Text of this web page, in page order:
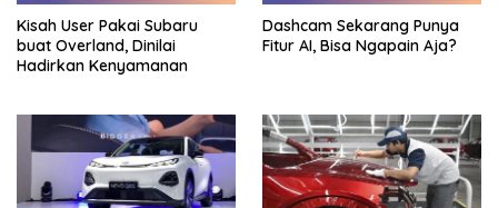
Kisah User Pakai Subaru
buat Overland, Dinilai
Hadirkan Kenyamanan
Dashcam Sekarang Punya
Fitur AI, Bisa Ngapain Aja?